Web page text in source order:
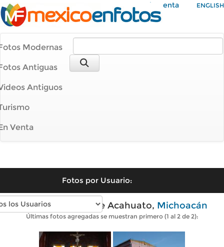
Mi Cuenta ENGLISH
Modernas
Antiguas
Antiguos
Venta
Fotos por Usuario:
Fotos modernas de Acahuato, Michoacán
Últimas fotos agregadas se muestran primero (1 al 2 de 2):